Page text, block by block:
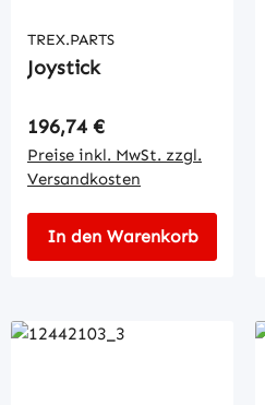
TREX.PARTS
Joystick
Regulärer Preis:
196,74 €
Preise inkl. MwSt. zzgl.
Versandkosten
In den Warenkorb